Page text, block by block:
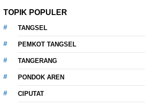
TOPIK POPULER
TANGSEL
PEMKOT TANGSEL
TANGERANG
PONDOK AREN
CIPUTAT